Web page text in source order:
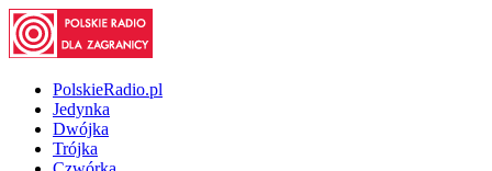
PolskieRadio.pl
Jedynka
Dwójka
Trójka